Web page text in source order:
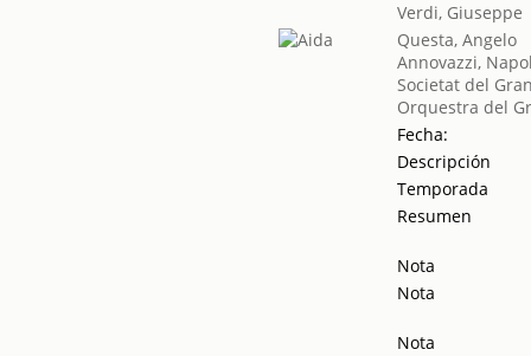
Verdi, Giuseppe
Questa, Angelo
Annovazzi,
Societat del
Orquestra del
Fecha:
Descripción
Temporada
Resumen
Nota
Nota
Nota